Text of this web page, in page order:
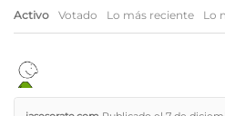
Activo Votado Lo más reciente Lo